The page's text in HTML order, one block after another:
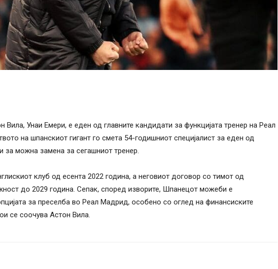
Вила, Унаи Емери, е еден од главните кандидати за функцијата тренер на Реал
на шпанскиот гигант го смета 54-годишниот специјалист за еден од
за можна замена за сегашниот тренер.
клуб од есента 2022 година, а неговиот договор со тимот од
до 2029 година. Сепак, според изворите, Шпанецот можеби е
за преселба во Реал Мадрид, особено со оглед на финансиските
се соочува Астон Вила.